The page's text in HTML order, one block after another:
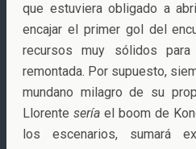
que estuviera obligado a
encajar el primer gol del
recursos muy sólidos
remontada. Por supuesto,
mundano milagro de su
Llorente seríael boom de
los escenarios, sumará